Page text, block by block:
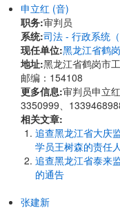
申立红 (音)
职务:审判员
系统:司法 - 行政系统
现任单位:黑龙江省鹤
地址:黑龙江省鹤岗市
邮编：154108
更多信息:审判员申立
3350999、
相关文章:
追查黑龙江省大庆
学员王树森的责任人
追查黑龙江省泰来
的通告
张建新